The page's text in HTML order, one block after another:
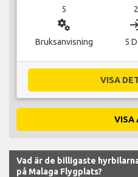
5 2
miscellaneous_services
Bruksanvisning 5
VISA
VISA
Vad är de billigaste
på Malaga Flygplats?